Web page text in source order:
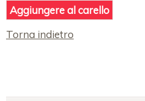
Torna indietro